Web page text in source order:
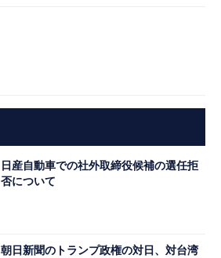
日産自動車での社外取締役候補の選任拒
否について
朝日新聞のトランプ政権の対日、対台湾